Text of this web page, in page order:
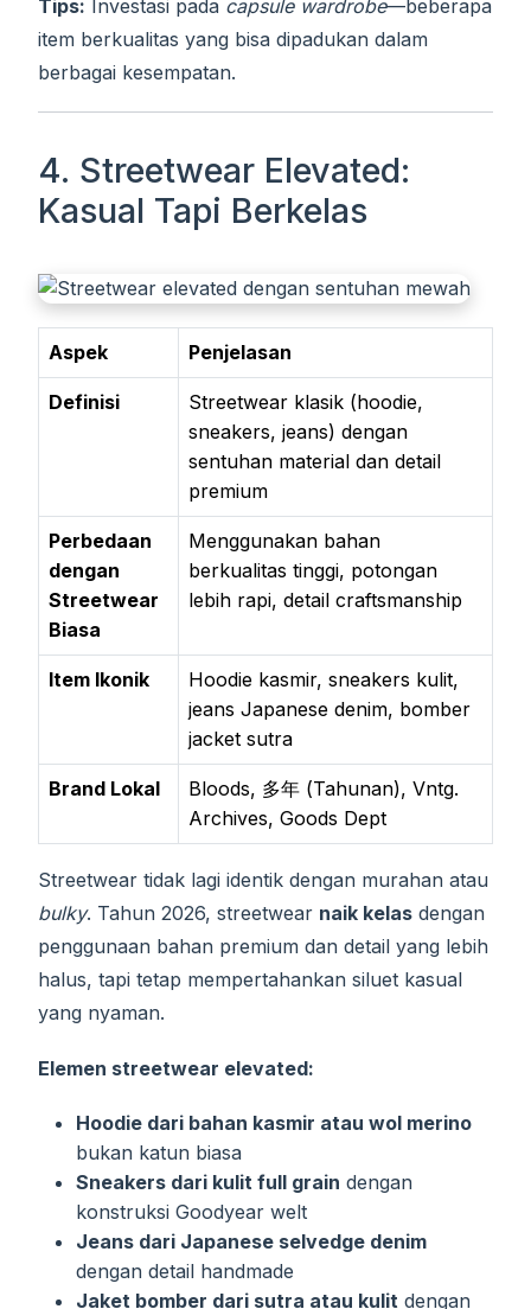
Tips: Investasi pada capsule wardrobe—beberapa
item berkualitas yang bisa dipadukan dalam
berbagai kesempatan.
4. Streetwear Elevated:
Kasual Tapi Berkelas
Aspek Penjelasan
Definisi
Streetwear klasik (hoodie,
sneakers, jeans) dengan
sentuhan material dan detail
premium
Perbedaan
dengan
Streetwear
Biasa
Menggunakan bahan
berkualitas tinggi, potongan
lebih rapi, detail craftsmanship
Item Ikonik
Hoodie kasmir, sneakers kulit,
jeans Japanese denim, bomber
jacket sutra
Brand Lokal
Bloods, 多年 (Tahunan), Vntg.
Archives, Goods Dept
Streetwear tidak lagi identik dengan murahan atau
bulky. Tahun 2026, streetwear naik kelas dengan
penggunaan bahan premium dan detail yang lebih
halus, tapi tetap mempertahankan siluet kasual
yang nyaman.
Elemen streetwear elevated:
Hoodie dari bahan kasmir atau wol merino
bukan katun biasa
Sneakers dari kulit full grain dengan
konstruksi Goodyear welt
Jeans dari Japanese selvedge denim
dengan detail handmade
Jaket bomber dari sutra atau kulit dengan